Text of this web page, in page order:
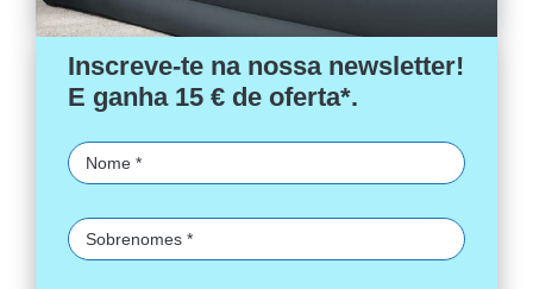
Inscreve-te na nossa newsletter!
E ganha 15 € de oferta*.